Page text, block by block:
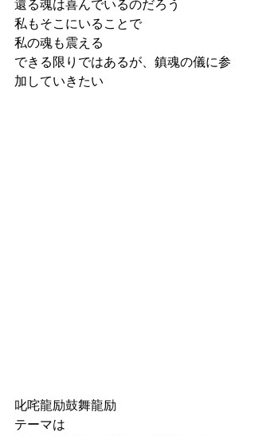
還る魂は喜んでいるのだろう
私もそこにいることで
私の魂も震える
できる限りではあるが、鎮魂の儀に参
加していきたい
叱咤龍励鼓舞龍励
テーマは